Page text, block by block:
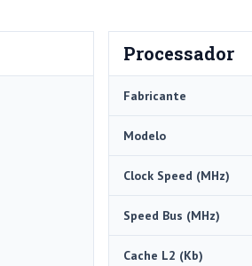
Processador
Fabricante
Modelo
Clock Speed ​​(MHz)
Speed ​​Bus (MHz)
Cache L2 (Kb)